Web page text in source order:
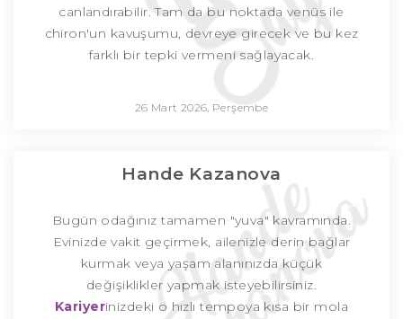
canlandırabilir. Tam da bu noktada venüs ile
chiron'un kavuşumu, devreye girecek ve bu kez
farklı bir tepki vermeni sağlayacak.
26 Mart 2026, Perşembe
Hande Kazanova
Bugün odağınız tamamen "yuva" kavramında.
Evinizde vakit geçirmek, ailenizle derin bağlar
kurmak veya yaşam alanınızda küçük
değişiklikler yapmak isteyebilirsiniz.
Kariyerinizdeki o hızlı tempoya kısa bir mola